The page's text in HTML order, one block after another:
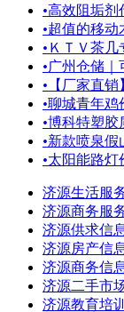
•高效阻垢
•超值的移
• ＫＴＶ茶
•广州仓储｜
• 【厂家直
•聊城青年
•博科特塑胶
•新款喷泉假
•太阳能路
济源生活服
济源商务服
济源供求信
济源房产信
济源商务信
济源二手市
济源教育培训